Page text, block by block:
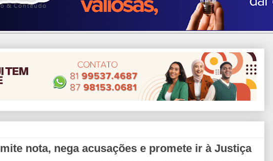
nota, nega acusações e promete ir à Justiça